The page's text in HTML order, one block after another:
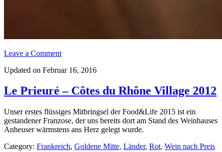
Leave a Comment
Updated on Februar 16, 2016
Le Prieuré – Côtes du Rhône Village 2012
Unser erstes flüssiges Mitbringsel der Food&Life 2015 ist ein
gestandener Franzose, der uns bereits dort am Stand des Weinhauses
Anheuser wärmstens ans Herz gelegt wurde.
Category: Frankreich, Goldene Mitte, Länder, Rot, Wein nach Preis